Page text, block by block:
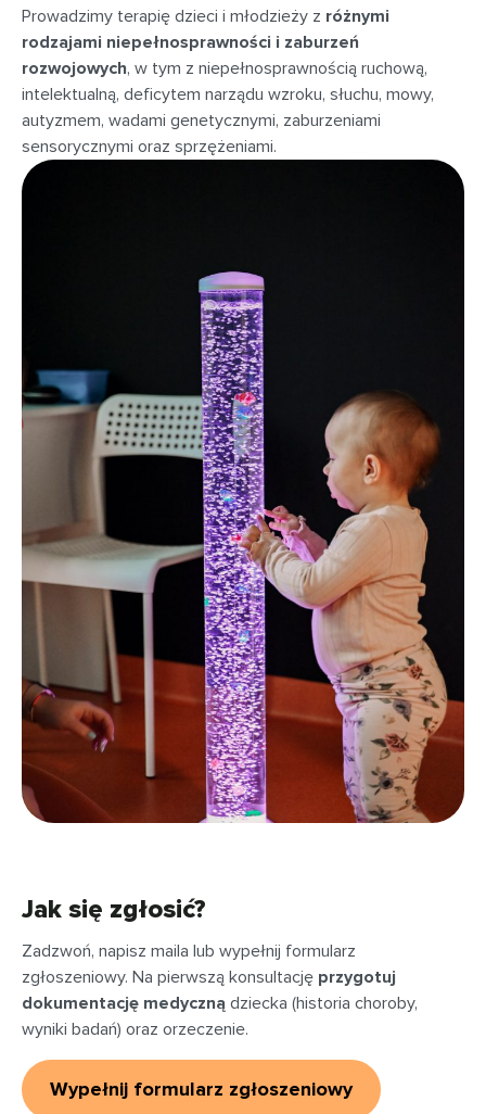
Prowadzimy terapię dzieci i młodzieży z różnymi
rodzajami niepełnosprawności i zaburzeń
rozwojowych, w tym z niepełnosprawnością ruchową,
intelektualną, deficytem narządu wzroku, słuchu, mowy,
autyzmem, wadami genetycznymi, zaburzeniami
sensorycznymi oraz sprzężeniami.
Jak się zgłosić?
Zadzwoń, napisz maila lub wypełnij formularz
zgłoszeniowy. Na pierwszą konsultację przygotuj
dokumentację medyczną dziecka (historia choroby,
wyniki badań) oraz orzeczenie.
Wypełnij formularz zgłoszeniowy